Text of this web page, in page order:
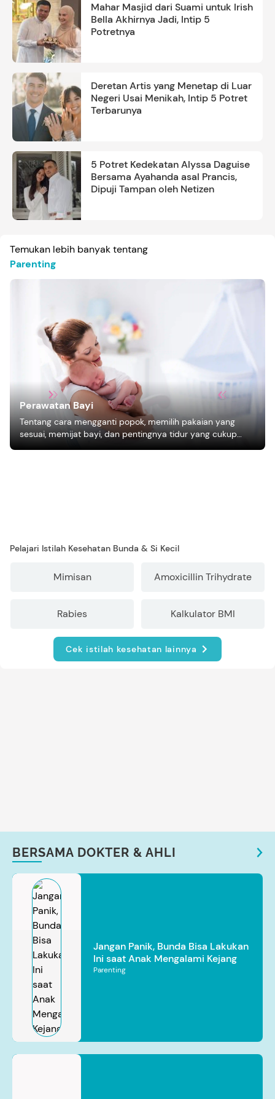
Mahar Masjid dari Suami untuk Irish
Bella Akhirnya Jadi, Intip 5
Potretnya
Deretan Artis yang Menetap di Luar
Negeri Usai Menikah, Intip 5 Potret
Terbarunya
5 Potret Kedekatan Alyssa Daguise
Bersama Ayahanda asal Prancis,
Dipuji Tampan oleh Netizen
Temukan lebih banyak tentang
Parenting
Perawatan Bayi
Tentang cara mengganti popok, memilih pakaian yang
sesuai, memijat bayi, dan pentingnya tidur yang cukup
bagi pertumbuhan bayi.
Pelajari Istilah Kesehatan Bunda & Si Kecil
Mimisan Amoxicillin Trihydrate
Rabies Kalkulator BMI
Cek istilah kesehatan lainnya
BERSAMA DOKTER & AHLI
Jangan Panik, Bunda Bisa Lakukan
Ini saat Anak Mengalami Kejang
Parenting